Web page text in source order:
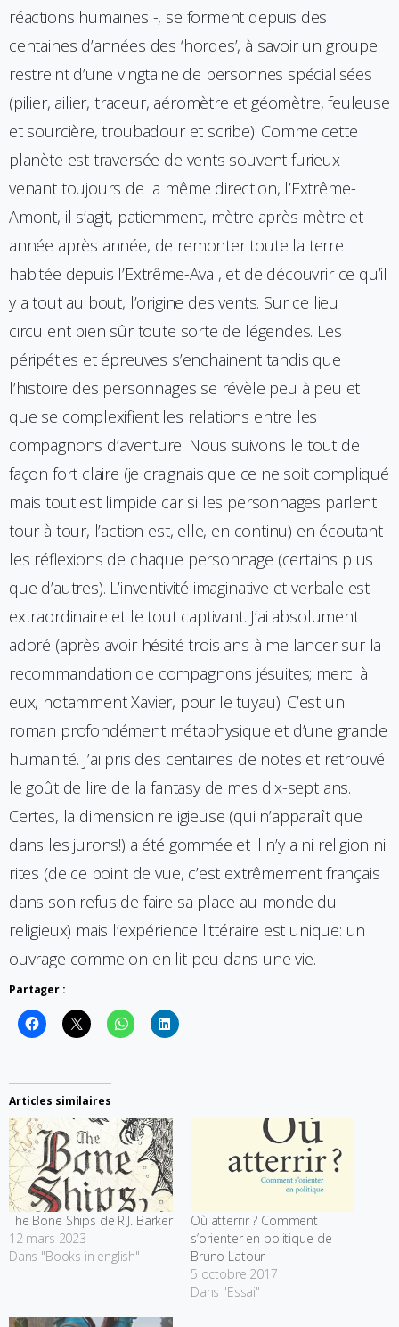
réactions humaines -, se forment depuis des
centaines d’années des ‘hordes’, à savoir un groupe
restreint d’une vingtaine de personnes spécialisées
(pilier, ailier, traceur, aéromètre et géomètre, feuleuse
et sourcière, troubadour et scribe). Comme cette
planète est traversée de vents souvent furieux
venant toujours de la même direction, l’Extrême-
Amont, il s’agit, patiemment, mètre après mètre et
année après année, de remonter toute la terre
habitée depuis l’Extrême-Aval, et de découvrir ce qu’il
y a tout au bout, l’origine des vents. Sur ce lieu
circulent bien sûr toute sorte de légendes. Les
péripéties et épreuves s’enchainent tandis que
l’histoire des personnages se révèle peu à peu et
que se complexifient les relations entre les
compagnons d’aventure. Nous suivons le tout de
façon fort claire (je craignais que ce ne soit compliqué
mais tout est limpide car si les personnages parlent
tour à tour, l’action est, elle, en continu) en écoutant
les réflexions de chaque personnage (certains plus
que d’autres). L’inventivité imaginative et verbale est
extraordinaire et le tout captivant. J’ai absolument
adoré (après avoir hésité trois ans à me lancer sur la
recommandation de compagnons jésuites; merci à
eux, notamment Xavier, pour le tuyau). C’est un
roman profondément métaphysique et d’une grande
humanité. J’ai pris des centaines de notes et retrouvé
le goût de lire de la fantasy de mes dix-sept ans.
Certes, la dimension religieuse (qui n’apparaît que
dans les jurons!) a été gommée et il n’y a ni religion ni
rites (de ce point de vue, c’est extrêmement français
dans son refus de faire sa place au monde du
religieux) mais l’expérience littéraire est unique: un
ouvrage comme on en lit peu dans une vie.
Partager :
Articles similaires
The Bone Ships de R.J. Barker
12 mars 2023
Dans "Books in english"
Où atterrir ? Comment
s’orienter en politique de
Bruno Latour
5 octobre 2017
Dans "Essai"